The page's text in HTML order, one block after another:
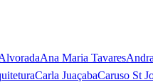
Ana Maria Tavares
Carla JuaçabaCaruso St